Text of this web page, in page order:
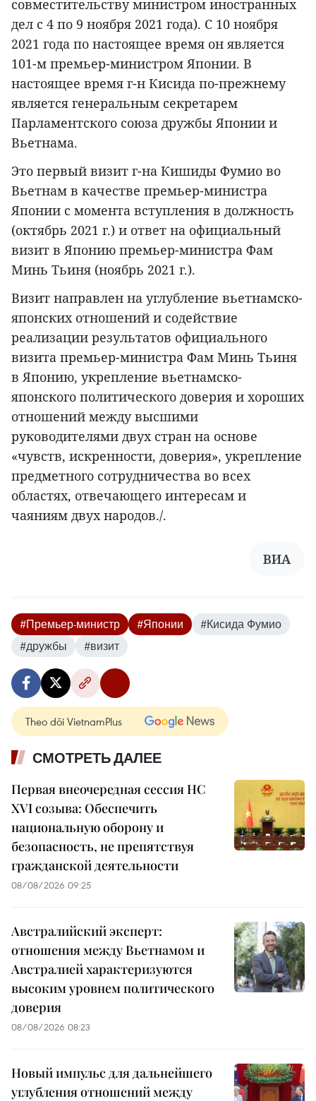
совместительству министром иностранных
дел с 4 по 9 ноября 2021 года). С 10 ноября
2021 года по настоящее время он является
101-м премьер-министром Японии. В
настоящее время г-н Кисида по-прежнему
является генеральным секретарем
Парламентского союза дружбы Японии и
Вьетнама.
Это первый визит г-на Кишиды Фумио во
Вьетнам в качестве премьер-министра
Японии с момента вступления в должность
(октябрь 2021 г.) и ответ на официальный
визит в Японию премьер-министра Фам
Минь Тьиня (ноябрь 2021 г.).
Визит направлен на углубление вьетнамско-
японских отношений и содействие
реализации результатов официального
визита премьер-министра Фам Минь Тьиня
в Японию, укрепление вьетнамско-
японского политического доверия и хороших
отношений между высшими
руководителями двух стран на основе
«чувств, искренности, доверия», укрепление
предметного сотрудничества во всех
областях, отвечающего интересам и
чаяниям двух народов./.
ВИА
#Премьер-министр #Японии
#Кисида Фумио
#дружбы
#визит
Theo dõi VietnamPlus
СМОТРЕТЬ ДАЛЕЕ
Первая внеочередная сессия НС
XVI созыва: Обеспечить
национальную оборону и
безопасность, не препятствуя
гражданской деятельности
08/08/2026 09:25
Австралийский эксперт:
отношения между Вьетнамом и
Австралией характеризуются
высоким уровнем политического
доверия
08/08/2026 08:23
Новый импульс для дальнейшего
углубления отношений между